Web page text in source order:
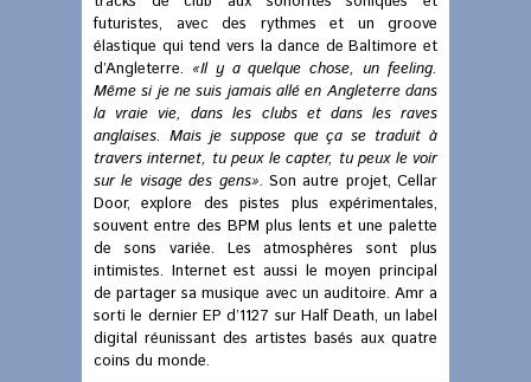
futuristes, avec des rythmes et un groove
élastique qui tend vers la dance de Baltimore et
d’Angleterre. «Il y a quelque chose, un feeling.
Même si je ne suis jamais allé en Angleterre dans
la vraie vie, dans les clubs et dans les raves
anglaises. Mais je suppose que ça se traduit à
travers internet, tu peux le capter, tu peux le voir
sur le visage des gens». Son autre projet, Cellar
Door, explore des pistes plus expérimentales,
souvent entre des BPM plus lents et une palette
de sons variée. Les atmosphères sont plus
intimistes. Internet est aussi le moyen principal
de partager sa musique avec un auditoire. Amr a
sorti le dernier EP d’1127 sur Half Death, un label
digital réunissant des artistes basés aux quatre
coins du monde.